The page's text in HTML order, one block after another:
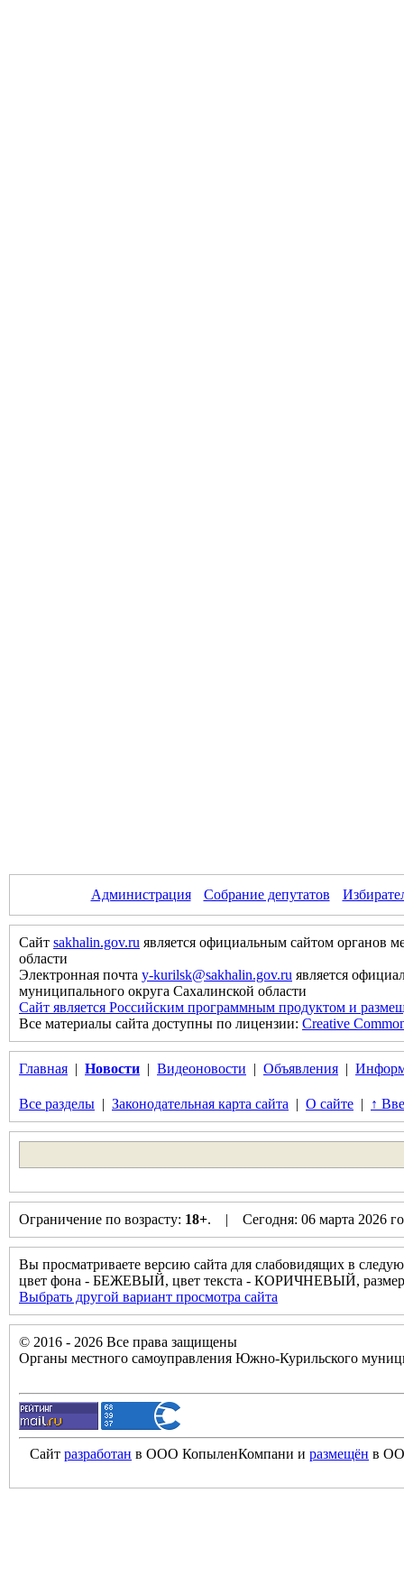
Администрация Собрание депутатов
Сайт sakhalin.gov.ru является официальным сайтом органов
области
Электронная почта y-kurilsk@sakhalin.gov.ru является
муниципального округа Сахалинской области
Сайт является Российским программным продуктом и
Все материалы сайта доступны по лицензии: Creative
Главная | Новости | Видеоновости | Объявления |
Все разделы | Законодательная карта сайта | О сайте | ↑
Ограничение по возрасту: 18+. | Сегодня: 06 марта 2026
Вы просматриваете версию сайта для слабовидящих в
цвет фона - БЕЖЕВЫЙ, цвет текста - КОРИЧНЕВЫЙ,
Выбрать другой вариант просмотра сайта
© 2016 - 2026 Все права защищены
Органы местного самоуправления Южно-Курильского
Сайт разработан в ООО КопыленКомпани и размещён в